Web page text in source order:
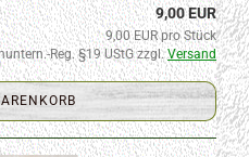
9,00 EUR
9,00 EUR pro Stück
Reg. §19 UStG zzgl.Versand